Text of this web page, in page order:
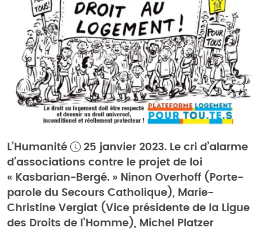
L’Humanité
25 janvier 2023. Le cri d’alarme
d’associations contre le projet de loi
« Kasbarian-Bergé. » Ninon Overhoff (Porte-
parole du Secours Catholique), Marie-
Christine Vergiat (Vice présidente de la Ligue
des Droits de l’Homme), Michel Platzer